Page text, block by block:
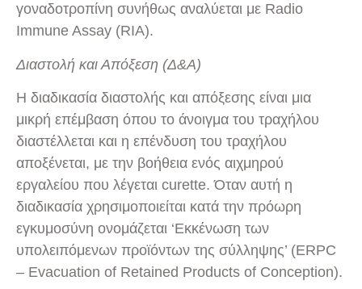
γοναδοτροπίνη συνήθως αναλύεται με Radio
Immune Assay (RIA).
Διαστολή και Απόξεση (Δ&Α)
Η διαδικασία διαστολής και απόξεσης είναι μια
μικρή επέμβαση όπου το άνοιγμα του τραχήλου
διαστέλλεται και η επένδυση του τραχήλου
αποξένεται, με την βοήθεια ενός αιχμηρού
εργαλείου που λέγεται curette. Όταν αυτή η
διαδικασία χρησιμοποιείται κατά την πρόωρη
εγκυμοσύνη ονομάζεται ‘Εκκένωση των
υπολειπόμενων προϊόντων της σύλληψης’ (ERPC
– Evacuation of Retained Products of Conception).